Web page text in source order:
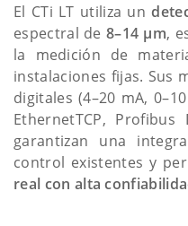
El CTi LT utiliza un
espectral de 8–14 µm,
la medición de
instalaciones fijas. Sus
digitales (4–20 mA,
EthernetTCP,
garantizan una
control existentes y
real con alta